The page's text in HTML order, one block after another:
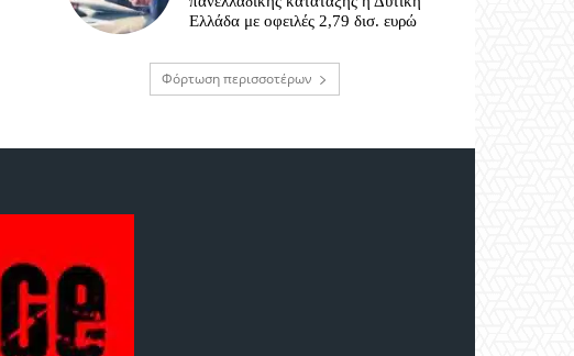
Ελλάδα με οφειλές 2,79 δισ. ευρώ
Φόρτωση περισσοτέρων